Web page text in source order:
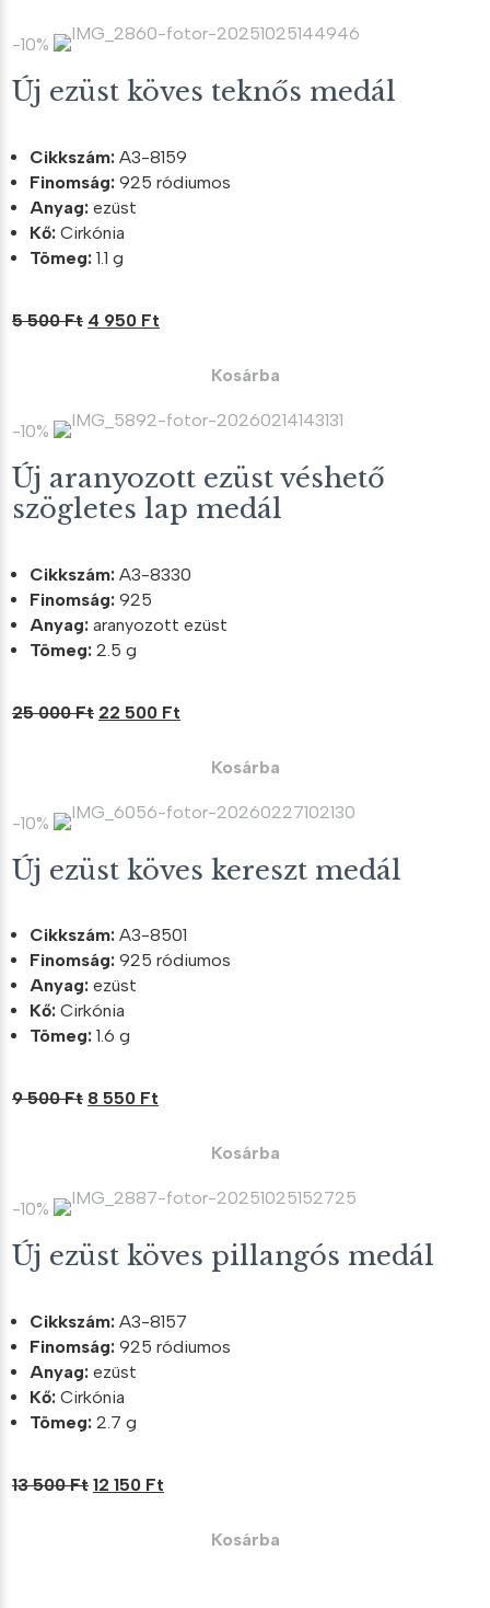
000 Ft.
800 Ft.
-10%
Új ezüst köves teknős medál
Cikkszám: A3-8159
Finomság: 925 ródiumos
Anyag: ezüst
Kő: Cirkónia
Tömeg: 1.1 g
5 500Ft Original
500 Ft.
4 950 Ft
950 Ft.
Kosárba
-10%
Új aranyozott ezüst véshető
szögletes lap medál
Cikkszám: A3-8330
Finomság: 925
Anyag: aranyozott ezüst
Tömeg: 2.5 g
25 000Ft Original
000 Ft.
22 500 Ft
500 Ft.
Kosárba
-10%
Új ezüst köves kereszt medál
Cikkszám: A3-8501
Finomság: 925 ródiumos
Anyag: ezüst
Kő: Cirkónia
Tömeg: 1.6 g
9 500Ft Original
500 Ft.
8 550 Ft
550 Ft.
Kosárba
-10%
Új ezüst köves pillangós medál
Cikkszám: A3-8157
Finomság: 925 ródiumos
Anyag: ezüst
Kő: Cirkónia
Tömeg: 2.7 g
13 500Ft Original
12 150 Ft
Kosárba